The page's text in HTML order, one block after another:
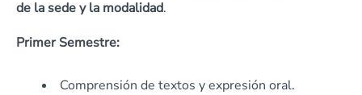
de la sede y la modalidad.
Primer Semestre:
Comprensión de textos y expresión oral.